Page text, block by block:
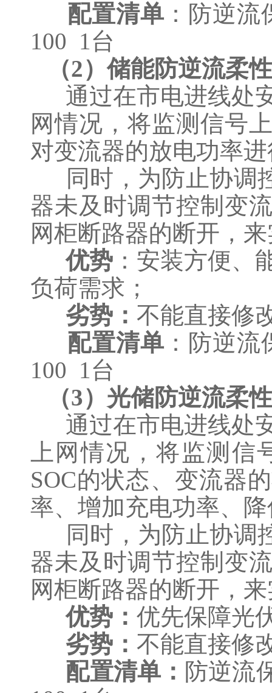
配置清单 ：防逆
100 1台
（2）储能防逆流柔
通过在市电进线处
网情况，将监测信号
对变流器的放电功率
同时，为防止协调
器未及时调节控制变
网柜断路器的断开，
优势 ：安装方便、
负荷需求；
劣势： 不能直接修
配置清单 ：防逆
100 1台
（3）光储防逆流柔
通过在市电进线处
上网情况，将监测
SOC的状态、变流器
率、增加充电功率、
同时，为防止协调
器未及时调节控制变
网柜断路器的断开，
优势： 优先保障光
劣势： 不能直接修
配置清单： 防逆流